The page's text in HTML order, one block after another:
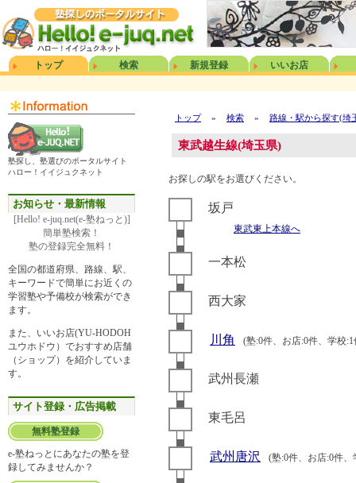
トップ 検索 新規登録 いいお店
塾探し、塾選びのポータルサイト
ハロー！イイジュクネット
お知らせ・最新情報
[Hello! e-juq.net(e-塾ねっと)]
簡単塾検索！
塾の登録完全無料！
全国の都道府県、路線、駅、
キーワードで簡単にお近くの
学習塾や予備校が検索ができ
ます。
また、いいお店(YU-HODOH
ユウホドウ）でおすすめ店舗
（ショップ）を紹介していま
す。
サイト登録・広告掲載
無料塾登録
e-塾ねっとにあなたの塾を登
録してみませんか？
トップ » 検索 » 路線・駅から探す(埼
東武越生線(埼玉県)
お探しの駅をお選びください。
坂戸
東武東上本線へ
一本松
西大家
川角 (塾:0件、お店:0件、学校:1
武州長瀬
東毛呂
武州唐沢 (塾:0件、お店:0件、